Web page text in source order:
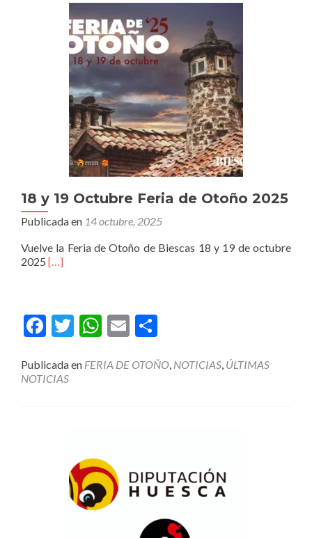
18 y 19 Octubre Feria de Otoño 2025
Publicada en 14 octubre, 2025
Vuelve la Feria de Otoño de Biescas 18 y 19 de octubre
2025 […]
Facebook
Twitter WhatsApp
Email
Publicada en FERIA DE OTOÑO, NOTICIAS, ÚLTIMAS
NOTICIAS